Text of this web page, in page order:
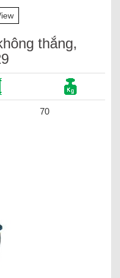
thắng,
70